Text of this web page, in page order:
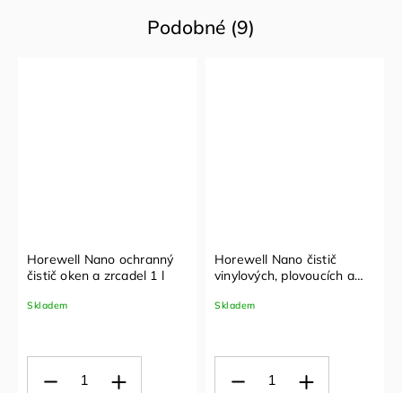
Podobné (9)
Horewell Nano ochranný
čistič oken a zrcadel 1 l
Skladem
Horewell Nano čistič
vinylových, plovoucích a
superkoncentrát 1 l
Skladem